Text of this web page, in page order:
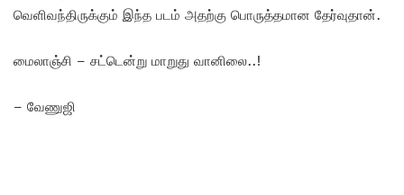
வெளிவந்திருக்கும் இந்த படம் அதற்கு பொருத்தமான தேர்வுதான்.
மைலாஞ்சி – சட்டென்று மாறுது வானிலை..!
– வேணுஜி